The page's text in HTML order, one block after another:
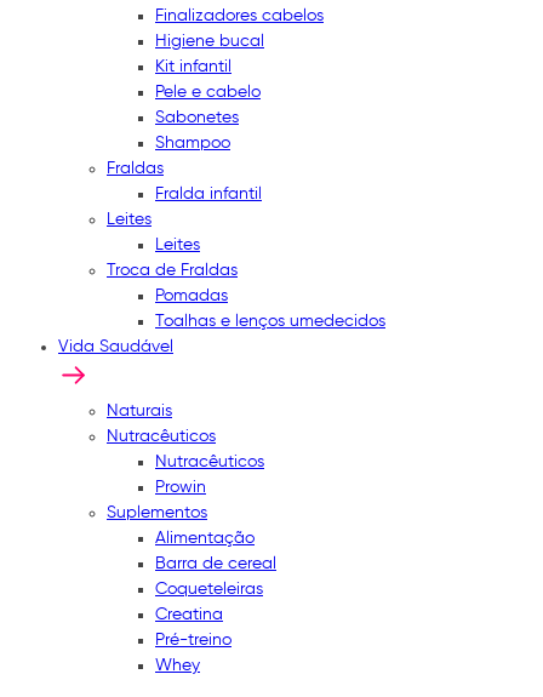
Finalizadores cabelos
Higiene bucal
Kit infantil
Pele e cabelo
Sabonetes
Shampoo
Fraldas
Fralda infantil
Leites
Leites
Troca de Fraldas
Pomadas
Toalhas e lenços umedecidos
Vida Saudável
Naturais
Nutracêuticos
Nutracêuticos
Prowin
Suplementos
Alimentação
Barra de cereal
Coqueteleiras
Creatina
Pré-treino
Whey